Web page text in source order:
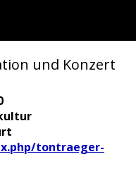
und Konzert
tontraeger-